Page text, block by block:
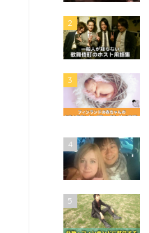
2
3
4
5